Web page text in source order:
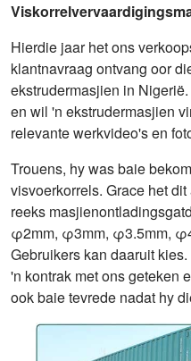
Hierdie jaar het ons
klantnavraag ontvang oor
ekstrudermasjien in
en wil 'n ekstrudermasjien
relevante werkvideo's en
Trouens, hy was baie
visvoerkorrels. Grace het
reeks
φ2mm, φ3mm, φ3.5mm,
Gebruikers kan daaruit
'n kontrak met ons geteken
ook baie tevrede nadat hy